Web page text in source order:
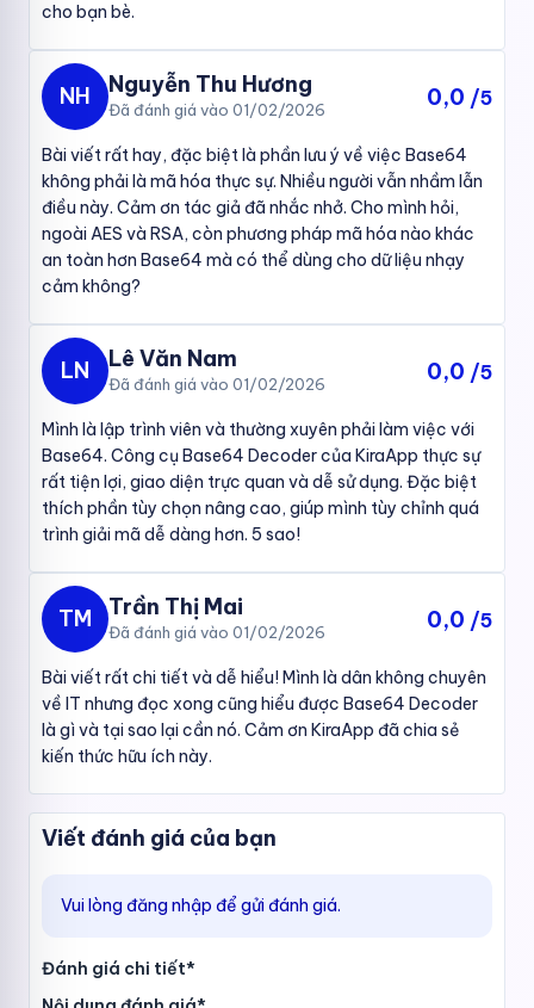
Mã hóa URL:
Chứng thực (Authentication):
thông tin xác thực được mã hóa bằng Base64 để truyền tải
giữa client và server.
Hướng dẫn sử dụng công cụ Base64 Decoder
của KiraApp
KiraApp cung cấp một công cụBase64 Decodertrực tuyến
mạnh mẽ và dễ sử dụng, giúp bạn giải mã và mã hóa dữ liệu
Base64 một cách nhanh chóng và chính xác. Dưới đây là hướng
dẫn chi tiết cách sử dụng công cụ này:
Bước 1: Truy cập công cụ Base64 Decoder
Đầu tiên, bạn cần truy cập vào trang công cụ
Base64 Decoder
của KiraApp theo đường dẫn:Link công cụ Base64 Decoder của
KiraApp
Bước 2: Nhập chuỗi Base64 cần giải mã
Trên giao diện của công cụ, bạn sẽ thấy một ô văn bản lớn. Hãy
dán chuỗi Base64 mà bạn muốn giải mã vào ô này.
Bước 3: Giải mã chuỗi Base64
động xử lý và hiển thị kết quả giải mã ngay bên dưới.
cho bạn bè.
NH Nguyễn Thu Hương
Đã đánh giá vào 01/02/2026 0,0 /5
Bài viết rất hay, đặc biệt là phần lưu ý về việc Base64
không phải là mã hóa thực sự. Nhiều người vẫn nhầm lẫn
điều này. Cảm ơn tác giả đã nhắc nhở. Cho mình hỏi,
ngoài AES và RSA, còn phương pháp mã hóa nào khác
an toàn hơn Base64 mà có thể dùng cho dữ liệu nhạy
cảm không?
LN Lê Văn Nam
Đã đánh giá vào 01/02/2026 0,0 /5
Mình là lập trình viên và thường xuyên phải làm việc với
Base64. Công cụ Base64 Decoder của KiraApp thực sự
rất tiện lợi, giao diện trực quan và dễ sử dụng. Đặc biệt
thích phần tùy chọn nâng cao, giúp mình tùy chỉnh quá
trình giải mã dễ dàng hơn. 5 sao!
TM Trần Thị Mai
Đã đánh giá vào 01/02/2026 0,0 /5
Bài viết rất chi tiết và dễ hiểu! Mình là dân không chuyên
về IT nhưng đọc xong cũng hiểu được Base64 Decoder
là gì và tại sao lại cần nó. Cảm ơn KiraApp đã chia sẻ
kiến thức hữu ích này.
Viết đánh giá của bạn
Vui lòng đăng nhập để gửi đánh giá.
Đánh giá chi tiết*